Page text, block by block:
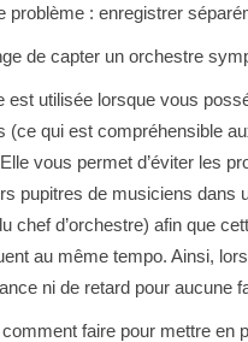
problème : enregistrer
de capter un orchestre
est utilisée lorsque vous
qui est compréhensible
vous permet d’éviter les
pupitres de musiciens
chef d’orchestre) afin que
au même tempo. Ainsi,
ni de retard pour aucune
faire pour mettre